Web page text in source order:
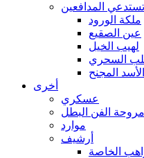
تستدعي المدافعين
ملكة الورود
عين الصقيع
لهيب الخيل
السحري
الأسد المجنح
أخرى
عسكري
مروحة الفن البطل
موارد
أرشيف
الخاصة